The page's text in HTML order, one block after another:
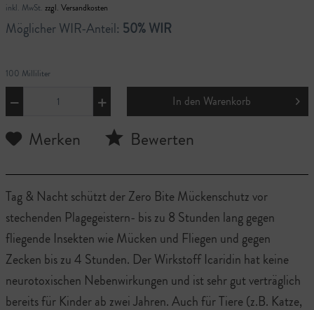
inkl. MwSt. zzgl. Versandkosten
Möglicher WIR-Anteil: 50% WIR
100 Milliliter
In den Warenkorb
Merken Bewerten
Tag & Nacht schützt der Zero Bite Mückenschutz vor
stechenden Plagegeistern- bis zu 8 Stunden lang gegen
fliegende Insekten wie Mücken und Fliegen und gegen
Zecken bis zu 4 Stunden. Der Wirkstoff Icaridin hat keine
neurotoxischen Nebenwirkungen und ist sehr gut verträglich
bereits für Kinder ab zwei Jahren. Auch für Tiere (z.B. Katze,